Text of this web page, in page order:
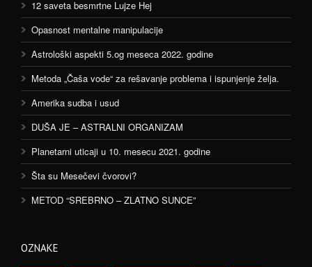
12 saveta besmrtne Lujze Hej
Opasnost mentalne manipulacije
Astrološki aspekti 5.og meseca 2022. godine
Metoda „Čaša vode“ za rešavanje problema i ispunjenje želja.
Amerika sudba i usud
DUŠA JE – ASTRALNI ORGANIZAM
Planetarni uticaji u 10. mesecu 2021. godine
Šta su Mesečevi čvorovi?
METOD “SREBRNO – ZLATNO SUNCE”
OZNAKE